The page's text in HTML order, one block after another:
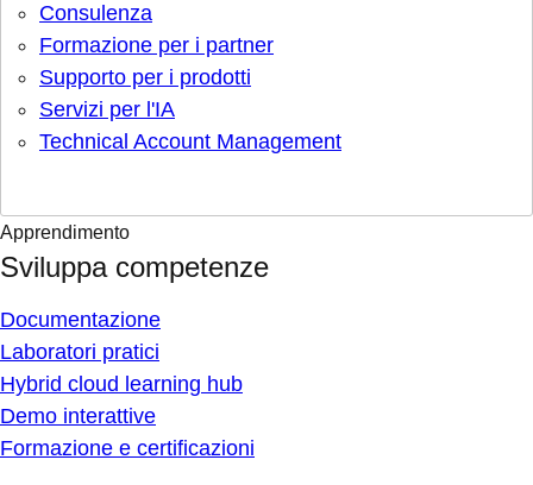
Consulenza
Formazione per i partner
Supporto per i prodotti
Servizi per l'IA
Technical Account Management
Apprendimento
Sviluppa competenze
Documentazione
Laboratori pratici
Hybrid cloud learning hub
Demo interattive
Formazione e certificazioni